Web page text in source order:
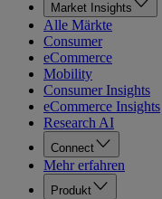
Market Insights
Alle Märkte
Consumer
eCommerce
Mobility
Consumer Insights
eCommerce Insights
Research AI
Connect
Mehr erfahren
Produkt